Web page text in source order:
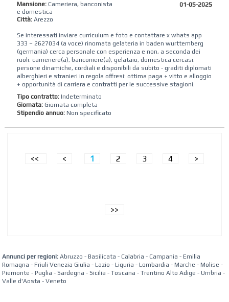
Mansione:Cameriera, banconista
e domestica
Città:Arezzo
01-05-2025
Se interessati inviare curriculum e foto e contattare x whats app
333 – 2627034 (a voce) rinomata gelateria in baden wurttemberg
(germania) cerca personale con esperienza e non, a seconda dei
ruoli: cameriere(a), banconiere(a), gelataio, domestica cercasi:
persone dinamiche, cordiali e disponibili da subito - graditi diplomati
alberghieri e stranieri in regola offresi: ottima paga + vitto e alloggio
+ opportunità di carriera e contratti per le successive stagioni.
Tipo contratto:Indeterminato
Giornata: Giornata completa
Stipendio annuo: Non specificato
<< < 1 2 3 4 >
>>
Annunci per regioni: Abruzzo -Basilicata -Calabria -Campania -Emilia
Romagna -Friuli Venezia Giulia -Lazio -Liguria -Lombardia -Marche -Molise -
Piemonte -Puglia - Sardegna - Sicilia -Toscana -Trentino Alto Adige -Umbria -
Valle d'Aosta -Veneto